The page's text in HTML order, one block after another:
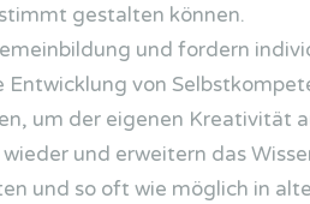
gestalten können.
und fordern
von
um der eigenen Kreativität
und erweitern das
und so oft wie möglich in